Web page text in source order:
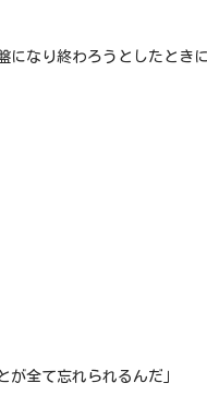
になり終わろうとしたとき
が全て忘れられるんだ」